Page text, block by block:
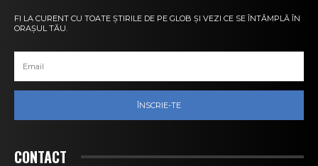
FI LA CURENT CU TOATE ȘTIRILE DE PE GLOB ȘI VEZI CE SE ÎNTÂMPLĂ ÎN
ORAȘUL TĂU.
ÎNSCRIE-TE
CONTACT